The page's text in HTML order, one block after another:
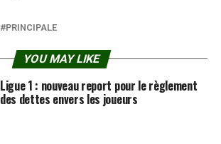
PRINCIPALE
YOU MAY LIKE
Ligue 1 : nouveau report pour le règlement
des dettes envers les joueurs